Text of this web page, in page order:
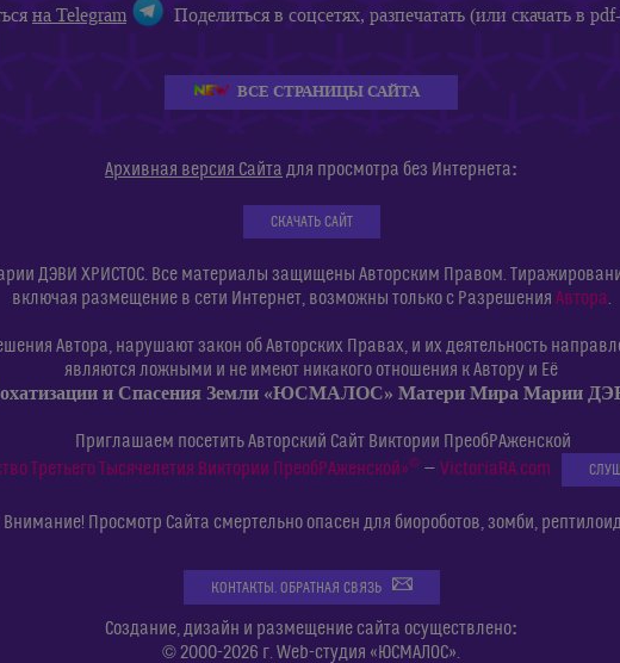
на Telegram Поделиться в соцсетях, разпечатать (или скачать в
ВСЕ СТРАНИЦЫ САЙТА
Архивная версия Сайта для просмотра без Интернета:
СКАЧАТЬ САЙТ
ДЭВИ ХРИСТОС. Все материалы защищены Авторским Правом.
включая размещение в сети Интернет, возможны только с Разрешения Автора.
Автора, нарушают закон об Авторских Правах, и их деятельность
являются ложными и не имеют никакого отношения к Автору и Её
и Спасения Земли «ЮСМАЛОС» Матери Мира Марии
Приглашаем посетить Авторский Сайт Виктории ПреобРАженской
Третьего Тысячелетия Виктории ПреобРАженской»© — VictoriaRA.com
Внимание! Просмотр Сайта смертельно опасен для биороботов, зомби,
КОНТАКТЫ. ОБРАТНАЯ СВЯЗЬ
Создание, дизайн и размещение сайта осуществлено:
© 2000-2026 г. Web-студия «ЮСМАЛОС».